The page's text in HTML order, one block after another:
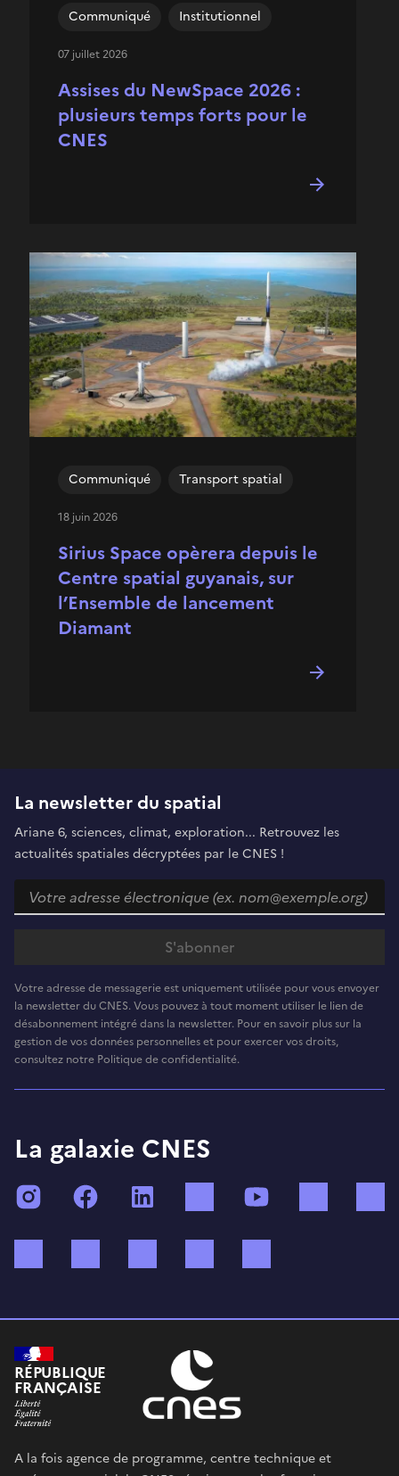
Assises du NewSpace 2026 :
plusieurs temps forts pour le
CNES
Communiqué Institutionnel
07 juillet 2026
Sirius Space opèrera depuis le
Centre spatial guyanais, sur
l’Ensemble de lancement
Diamant
Communiqué Transport spatial
18 juin 2026
La newsletter du spatial
Ariane 6, sciences, climat, exploration... Retrouvez les
actualités spatiales décryptées par le CNES !
Votre adresse de messagerie est uniquement utilisée pour vous envoyer
la newsletter du CNES. Vous pouvez à tout moment utiliser le lien de
désabonnement intégré dans la newsletter. Pour en savoir plus sur la
gestion de vos données personnelles et pour exercer vos droits,
consultez notre Politique de confidentialité.
La galaxie CNES
InstagramFacebook TikTok
RÉPUBLIQUE
FRANÇAISE
A la fois agence de programme, centre technique et